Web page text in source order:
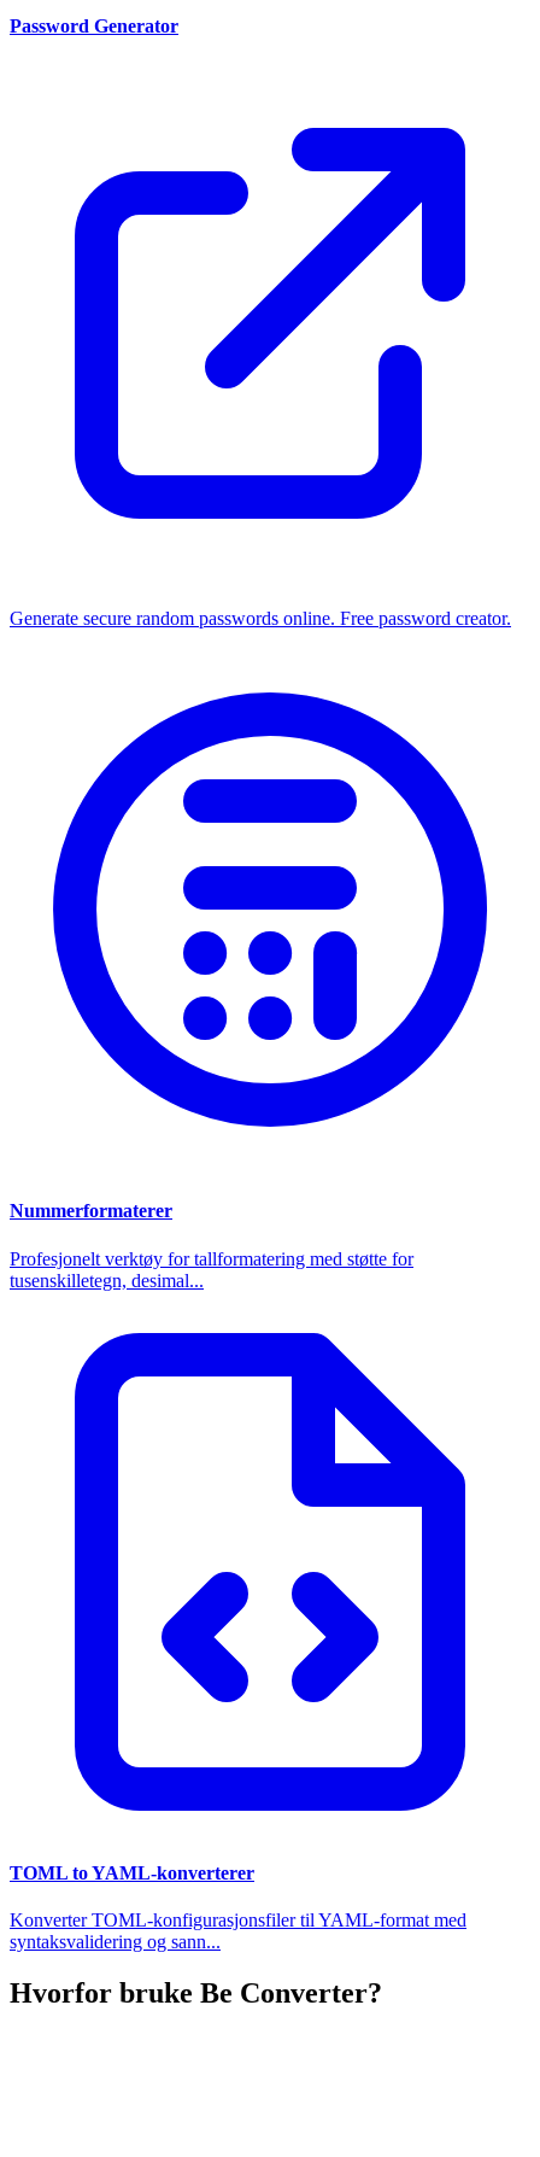
Password Generator
Generate secure random passwords online. Free password creator.
Nummerformaterer
Profesjonelt verktøy for tallformatering med støtte for
tusenskilletegn, desimal...
TOML to YAML-konverterer
Konverter TOML-konfigurasjonsfiler til YAML-format med
syntaksvalidering og sann...
Hvorfor bruke Be Converter?